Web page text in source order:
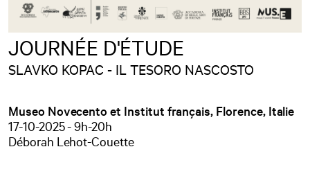
JOURNÉE D'ÉTUDE
SLAVKO KOPAC - IL TESORO NASCOSTO
Museo Novecento et Institut français, Florence, Italie
17-10-2025 - 9h-20h
Déborah Lehot-Couette